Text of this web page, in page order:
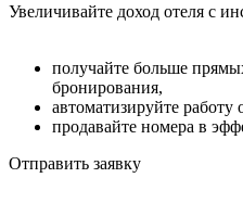
Увеличивайте доход отеля с
получайте больше
бронирования,
автоматизируйте
продавайте номера в
Отправить заявку